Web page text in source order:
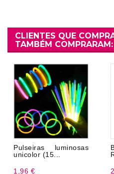
CLIENTES QUE
TAMBÉM COMPRARAM:
Pulseiras luminosas
unicolor (15...
1,96 €